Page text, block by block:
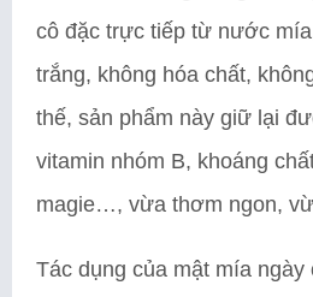
cô đặc trực tiếp từ nước
trắng, không hóa chất,
thế, sản phẩm này giữ lại
vitamin nhóm B, khoáng
magie…, vừa thơm ngon,
Tác dụng của mật mía